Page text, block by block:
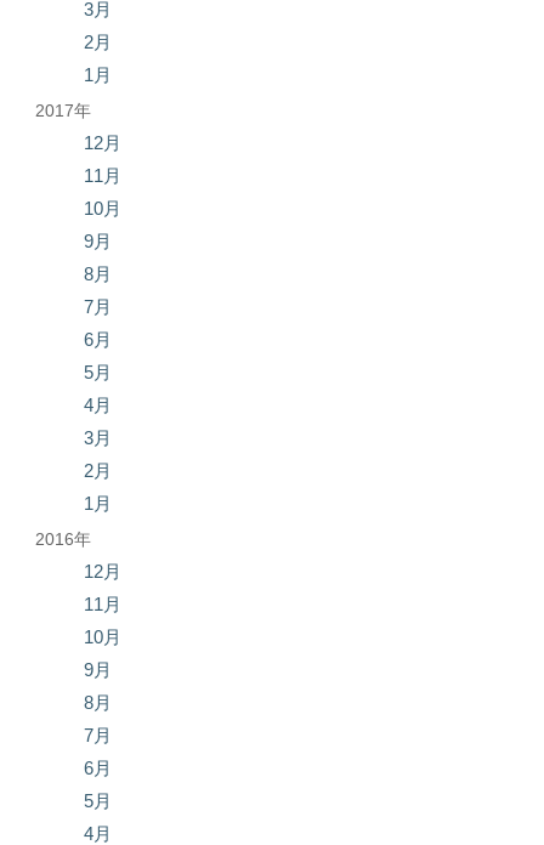
3月
2月
1月
2017年
12月
11月
10月
9月
8月
7月
6月
5月
4月
3月
2月
1月
2016年
12月
11月
10月
9月
8月
7月
6月
5月
4月